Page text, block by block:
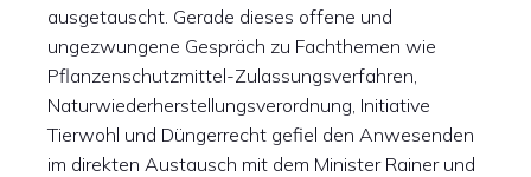
ausgetauscht. Gerade dieses offene und
ungezwungene Gespräch zu Fachthemen wie
Pflanzenschutzmittel-Zulassungsverfahren,
Naturwiederherstellungsverordnung, Initiative
Tierwohl und Düngerrecht gefiel den Anwesenden
im direkten Austausch mit dem Minister Rainer und